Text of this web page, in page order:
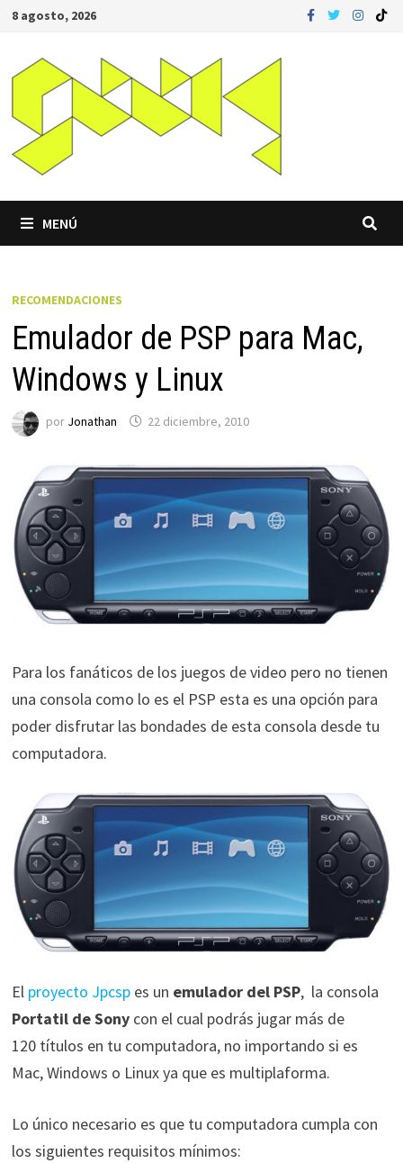
Saltar
contenido
8 agosto, 2026
MENÚ
RECOMENDACIONES
Emulador de PSP para Mac,
Windows y Linux
por Jonathan 22 diciembre, 2010
Para los fanáticos de los juegos de video pero no tienen
una consola como lo es el PSP esta es una opción para
poder disfrutar las bondades de esta consola desde tu
computadora.
El proyecto Jpcspes un emulador del PSP, la consola
Portatil de Sony con el cual podrás jugar más de
120 títulos en tu computadora, no importando si es
Mac, Windows o Linux ya que es multiplaforma.
Lo único necesario es que tu computadora cumpla con
los siguientes requisitos mínimos: